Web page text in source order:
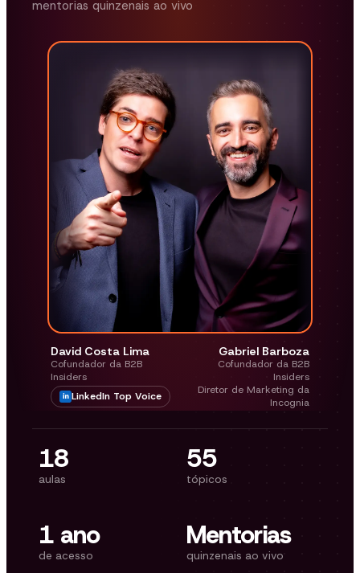
mentorias quinzenais ao vivo
David Costa Lima
Cofundador da B2B
Insiders
LinkedIn Top Voice
Gabriel Barboza
Cofundador da B2B
Insiders
Diretor de Marketing da
Incognia
18
aulas
55
tópicos
1 ano
de acesso
Mentorias
quinzenais ao vivo